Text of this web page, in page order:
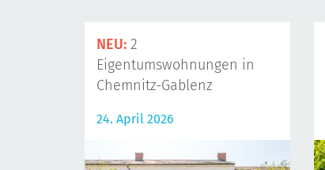
NEU: 2
Eigentumswohnungen in
Chemnitz-Gablenz
24. April 2026